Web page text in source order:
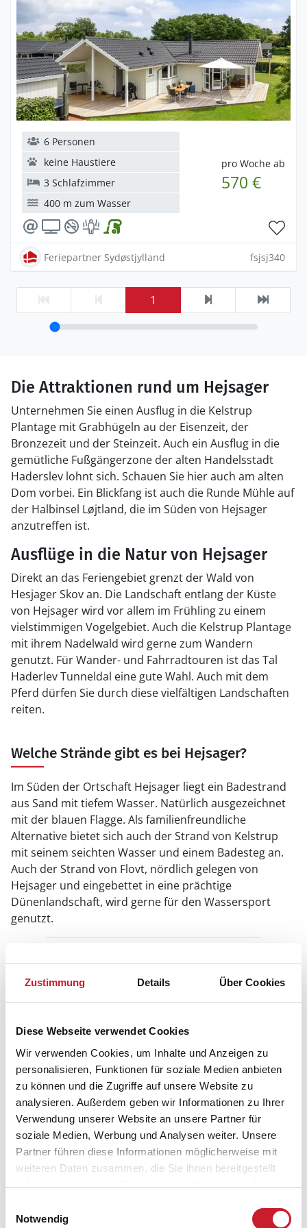
Zustimmung Details Über Cookies
Diese Webseite verwendet Cookies
Wir verwenden Cookies, um Inhalte und Anzeigen zu
personalisieren, Funktionen für soziale Medien anbieten
zu können und die Zugriffe auf unsere Website zu
analysieren. Außerdem geben wir Informationen zu Ihrer
Verwendung unserer Website an unsere Partner für
soziale Medien, Werbung und Analysen weiter. Unsere
Partner führen diese Informationen möglicherweise mit
weiteren Daten zusammen, die Sie ihnen bereitgestellt
haben oder die sie im Rahmen Ihrer Nutzung der Dienste
Notwendig
pro Woche ab
570 €
6 Personen
keine Haustiere
3 Schlafzimmer
400 m zum Wasser
Feriepartner Sydøstjylland fsjsj340
1
Die Attraktionen rund um Hejsager
Unternehmen Sie einen Ausflug in die Kelstrup
Plantage mit Grabhügeln au der Eisenzeit, der
Bronzezeit und der Steinzeit. Auch ein Ausflug in die
gemütliche Fußgängerzone der alten Handelsstadt
Haderslev lohnt sich. Schauen Sie hier auch am alten
Dom vorbei. Ein Blickfang ist auch die Runde Mühle auf
der Halbinsel Løjtland, die im Süden von Hejsager
anzutreffen ist.
Ausflüge in die Natur von Hejsager
Direkt an das Feriengebiet grenzt der Wald von
Hesjager Skov an. Die Landschaft entlang der Küste
von Hejsager wird vor allem im Frühling zu einem
vielstimmigen Vogelgebiet. Auch die Kelstrup Plantage
mit ihrem Nadelwald wird gerne zum Wandern
genutzt. Für Wander- und Fahrradtouren ist das Tal
Haderlev Tunneldal eine gute Wahl. Auch mit dem
Pferd dürfen Sie durch diese vielfältigen Landschaften
reiten.
Welche Strände gibt es bei Hejsager?
Im Süden der Ortschaft Hejsager liegt ein Badestrand
aus Sand mit tiefem Wasser. Natürlich ausgezeichnet
mit der blauen Flagge. Als familienfreundliche
Alternative bietet sich auch der Strand von Kelstrup
mit seinem seichten Wasser und einem Badesteg an.
Auch der Strand von Flovt, nördlich gelegen von
Hejsager und eingebettet in eine prächtige
Dünenlandschaft, wird gerne für den Wassersport
genutzt.
Welche Aktivitäten bieten sich bei Hejsager
an?
Ihren Hejsager Urlaub. Als Angler bieten sich die
Küstengebiete und verschiedene Put & Take Seen an.
Sie können auch mit dem Kutter aufs Meer
hinausfahren.
Welche Ausflugsziele kann ich von Hejsager
erreichen?
Im Ort Rødding können Sie im Planetarium in die
Sterne schauen. Im „Historisk Center Dybbøl Banke“
Museum lernen Sie das Leben der Region im 19.
Jahrhundert kennen. Oder Sie nehmen an einem der